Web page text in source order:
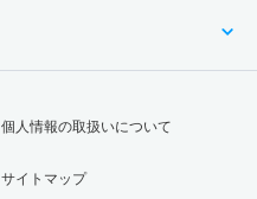
個人情報の取扱いについて
サイトマップ